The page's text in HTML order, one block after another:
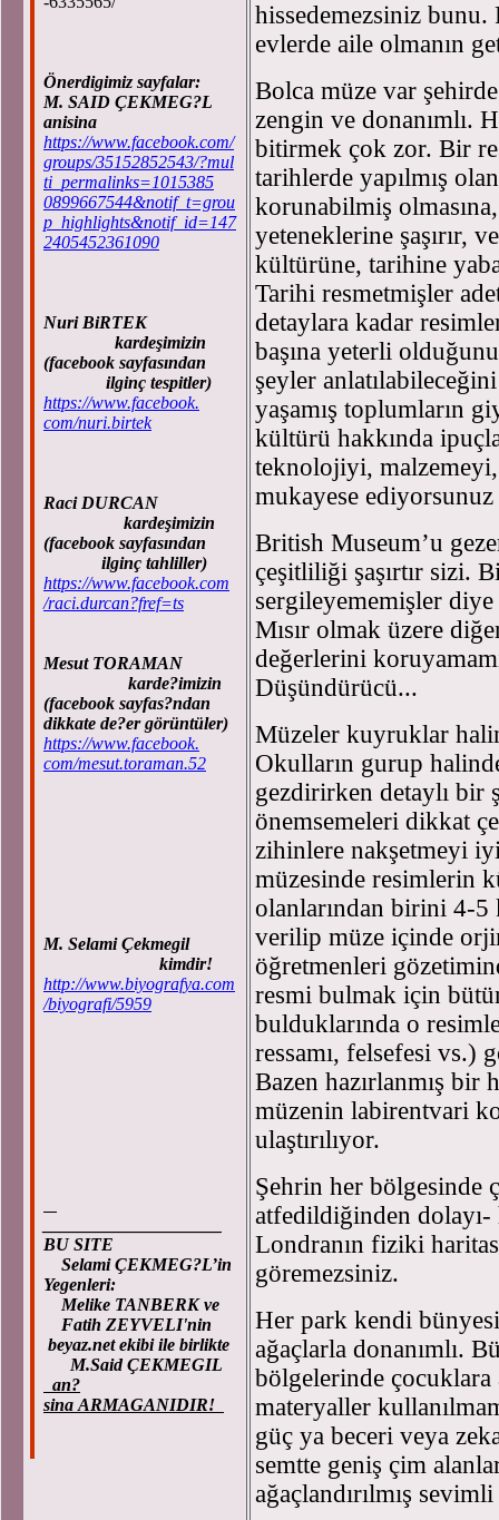
Önerdigimiz sayfalar:
M. SAID ÇEKMEG?L
anisina
https://www.facebook.com/
groups/35152852543/?mul
ti_permalinks=1015385
0899667544&notif_t=grou
p_highlights&notif_id=147
2405452361090
Nuri BiRTEK
kardeşimizin
(facebook sayfasından
ilginç tespitler)
https://www.facebook.
com/nuri.birtek
Raci DURCAN
kardeşimizin
(facebook sayfasından
ilginç tahliller)
https://www.facebook.com
/raci.durcan?fref=ts
Mesut TORAMAN
karde?imizin
(facebook sayfas?ndan
dikkate de?er görüntüler)
https://www.facebook.
com/mesut.toraman.52
M. Selami Çekmegil
kimdir!
http://www.biyografya.com
/biyografi/5959
BU SITE
Selami ÇEKMEG?L’in
Yegenleri:
Melike TANBERK ve
Fatih ZEYVELI'nin
beyaz.net ekibi ile birlikte
M.Said ÇEKMEGIL
an?
sina ARMAGANIDIR!
hissedemezsiniz bunu.
evlerde aile olmanın
Bolca müze var
zengin ve donanımlı.
bitirmek çok zor. Bir
tarihlerde yapılmış
korunabilmiş
yeteneklerine şaşırır,
kültürüne, tarihine
Tarihi resmetmişler
detaylara kadar
başına yeterli
şeyler
yaşamış toplumların
kültürü hakkında
teknolojiyi,
mukayese
British Museum’u
çeşitliliği şaşırtır sizi.
sergileyememişler
Mısır olmak üzere
değerlerini
Düşündürücü...
Müzeler kuyruklar
Okulların gurup
gezdirirken detaylı bir
önemsemeleri dikkat
zihinlere nakşetmeyi
müzesinde resimlerin
olanlarından birini 4-
verilip müze içinde
öğretmenleri
resmi bulmak için
bulduklarında o
ressamı, felsefesi vs.)
Bazen hazırlanmış bir
müzenin labirentvari
ulaştırılıyor.
Şehrin her bölgesinde
atfedildiğinden dolayı-
Londranın fiziki
göremezsiniz.
Her park kendi
ağaçlarla donanımlı.
bölgelerinde çocuklara
materyaller
güç ya beceri veya
semtte geniş çim
ağaçlandırılmış